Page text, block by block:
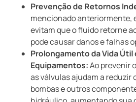
Prevenção de Retornos
mencionado anteriormente,
evitam que o fluido retorne
pode causar danos e falhas
Prolongamento da Vida Útil
Equipamentos:Ao prevenir
as válvulas ajudam a reduzir
bombas e outros